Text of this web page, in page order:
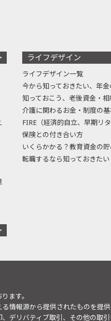
ライフデザイン
ライフデザイン一覧
今から知っておきたい、年
知っておこう、老後資金・
介護に関わるお金・制度の
FIRE（経済的自立、早期リタ
保険との付き合い方
いくらかかる？教育資金の
転職するなら知っておきたい
ます。
情報源から提供されたものを提
デリバティブ取引、その他の取